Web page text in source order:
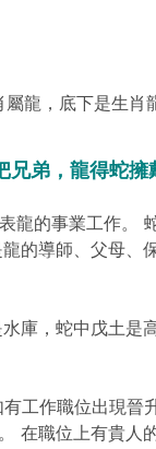
龍，底下是生肖
弟，龍得蛇擁
龍的事業工作。
的導師、父母、
庫，蛇中戊土是
工作職位出現晉
在職位上有貴人